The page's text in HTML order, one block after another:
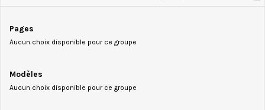
Pages
Aucun choix disponible pour ce groupe
Modèles
Aucun choix disponible pour ce groupe